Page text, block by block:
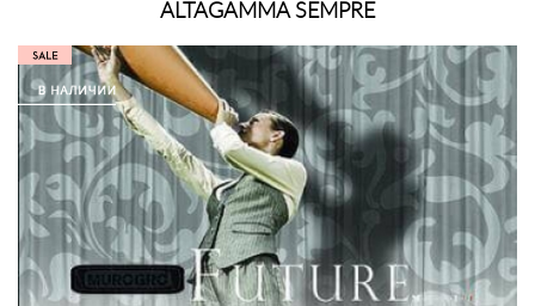
ALTAGAMMA SEMPRE